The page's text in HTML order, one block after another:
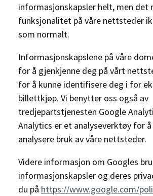
informasjonskapsler helt, men det
funksjonalitet på våre nettsteder
som normalt.
Informasjonskapslene på våre
for å gjenkjenne deg på vårt
for å kunne identifisere deg i for
billettkjøp. Vi benytter oss også av
tredjepartstjenesten Google
Analytics er et analyseverktøy for å
analysere bruk av våre nettsteder.
Videre informasjon om Googles
informasjonskapsler og deres
du på https://www.google.com/